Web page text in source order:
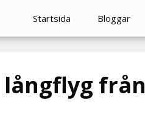
Startsida Bloggar
från